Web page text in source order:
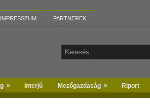
IMPRESSZUM PARTNEREK
» Interjú Mezőgazdaság » Riport